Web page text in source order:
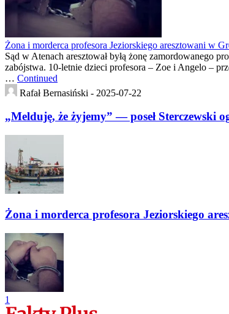
Żona i morderca profesora Jeziorskiego aresztowani w
Sąd w Atenach aresztował byłą żonę zamordowanego
zabójstwa. 10-letnie dzieci profesora – Zoe i Angelo –
… Continued
Rafał Bernasiński - 2025-07-22
„Melduję, że żyjemy” — poseł Sterczewski
Żona i morderca profesora Jeziorskiego
1